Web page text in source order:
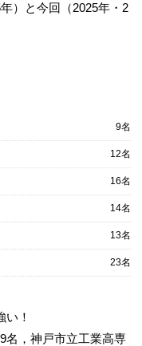
）と今回（2025年・2
9名
12名
16名
14名
13名
23名
！
名，神戸市立工業高専